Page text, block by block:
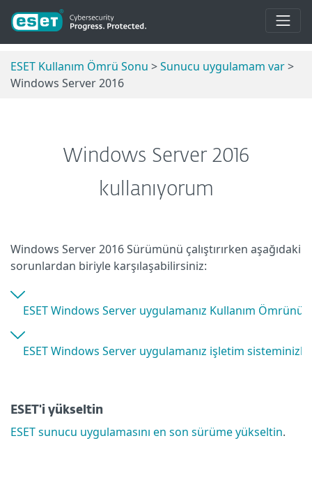
ESET Kullanım Ömrü Sonu >Sunucu uygulamam var>
Windows Server 2016
Windows Server 2016
kullanıyorum
Windows Server 2016 Sürümünü çalıştırırken aşağıdaki
sorunlardan biriyle karşılaşabilirsiniz:
ESET Windows Server uygulamanız Kullanım Ömrünü
ESET Windows Server uygulamanız işletim
ESET'i yükseltin
ESET sunucu uygulamasını en son sürüme yükseltin.